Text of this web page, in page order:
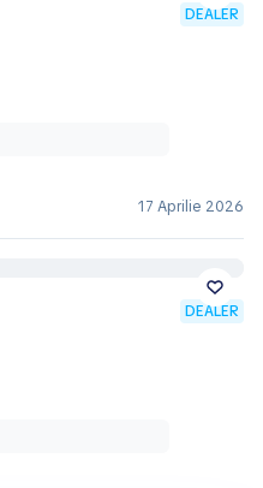
DEALER
17 Aprilie 2026
DEALER